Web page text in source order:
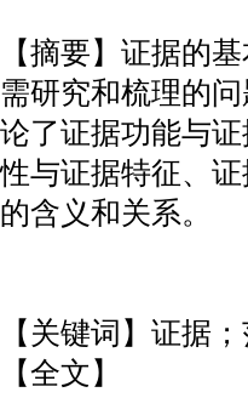
【摘要】证据的
需研究和梳理的
论了证据功能与
性与证据特征、
的含义和关系。
【关键词】证据
【全文】